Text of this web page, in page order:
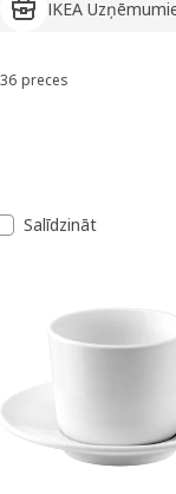
IKEA
Kārtot un
36 preces
Rezultātu
Salīdzināt